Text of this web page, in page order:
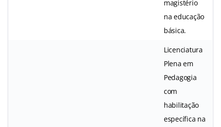
magistério
na educação
básica.
Licenciatura
Plena em
Pedagogia
com
habilitação
específica na